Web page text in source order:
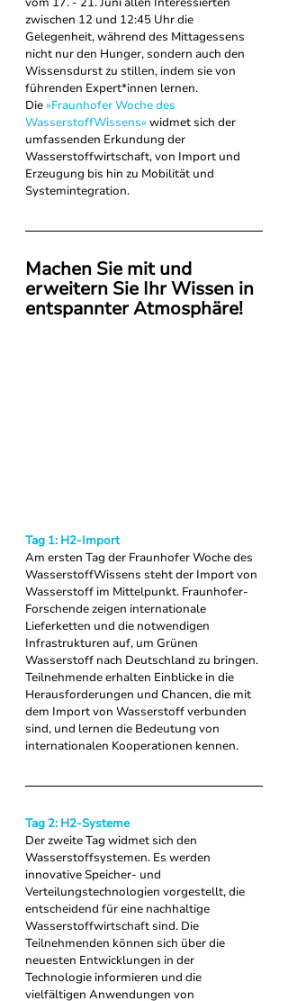
zwischen 12 und 12:45 Uhr die
Gelegenheit, während des Mittagessens
nicht nur den Hunger, sondern auch den
Wissensdurst zu stillen, indem sie von
führenden Expert*innen lernen.
Die »Fraunhofer Woche des
WasserstoffWissens« widmet sich der
umfassenden Erkundung der
Wasserstoffwirtschaft, von Import und
Erzeugung bis hin zu Mobilität und
Systemintegration.
Machen Sie mit und
erweitern Sie Ihr Wissen in
entspannter Atmosphäre!
Tag 1: H2-Import
Am ersten Tag der Fraunhofer Woche des
WasserstoffWissens steht der Import von
Wasserstoff im Mittelpunkt. Fraunhofer-
Forschende zeigen internationale
Lieferketten und die notwendigen
Infrastrukturen auf, um Grünen
Wasserstoff nach Deutschland zu bringen.
Teilnehmende erhalten Einblicke in die
Herausforderungen und Chancen, die mit
dem Import von Wasserstoff verbunden
sind, und lernen die Bedeutung von
internationalen Kooperationen kennen.
Tag 2: H2-Systeme
Der zweite Tag widmet sich den
Wasserstoffsystemen. Es werden
innovative Speicher- und
Verteilungstechnologien vorgestellt, die
entscheidend für eine nachhaltige
Wasserstoffwirtschaft sind. Die
Teilnehmenden können sich über die
neuesten Entwicklungen in der
Technologie informieren und die
vielfältigen Anwendungen von